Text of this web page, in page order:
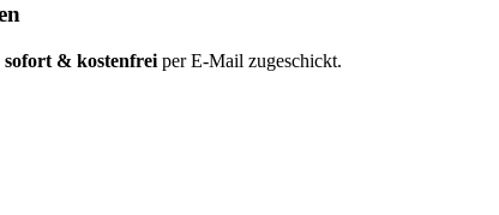
sofort & kostenfrei per E-Mail zugeschickt.